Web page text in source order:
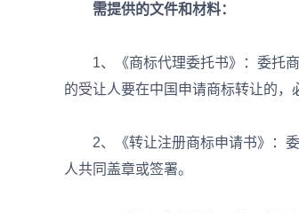
需提供的文件和材料：
1、《商标代理委托书》：委托商
的受让人要在中国申请商标转让的，
2、《转让注册商标申请书》：委
人共同盖章或签署。